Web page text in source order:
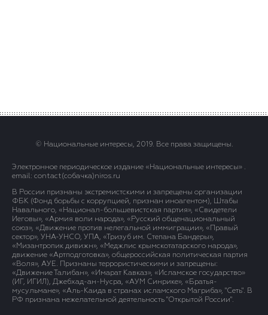
© Национальные интересы, 2019. Все права защищены.
Электронное периодическое издание «Национальные интересы» .
email: contact(сoбaчка)niros.ru
В России признаны экстремистскими и запрещены организации
ФБК (Фонд борьбы с коррупцией, признан иноагентом), Штабы
Навального, «Национал-большевистская партия», «Свидетели
Иеговы», «Армия воли народа», «Русский общенациональный
союз», «Движение против нелегальной иммиграции», «Правый
сектор», УНА-УНСО, УПА, «Тризуб им. Степана Бандеры»,
«Мизантропик дивижн», «Меджлис крымскотатарского народа»,
движение «Артподготовка», общероссийская политическая партия
«Воля», АУЕ. Признаны террористическими и запрещены:
«Движение Талибан», «Имарат Кавказ», «Исламское государство»
(ИГ, ИГИЛ), Джебхад-ан-Нусра, «АУМ Синрике», «Братья-
мусульмане», «Аль-Каида в странах исламского Магриба», "Сеть". В
РФ признана нежелательной деятельность "Открытой России".